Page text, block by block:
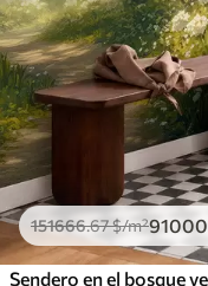
151666.67$/m²91000